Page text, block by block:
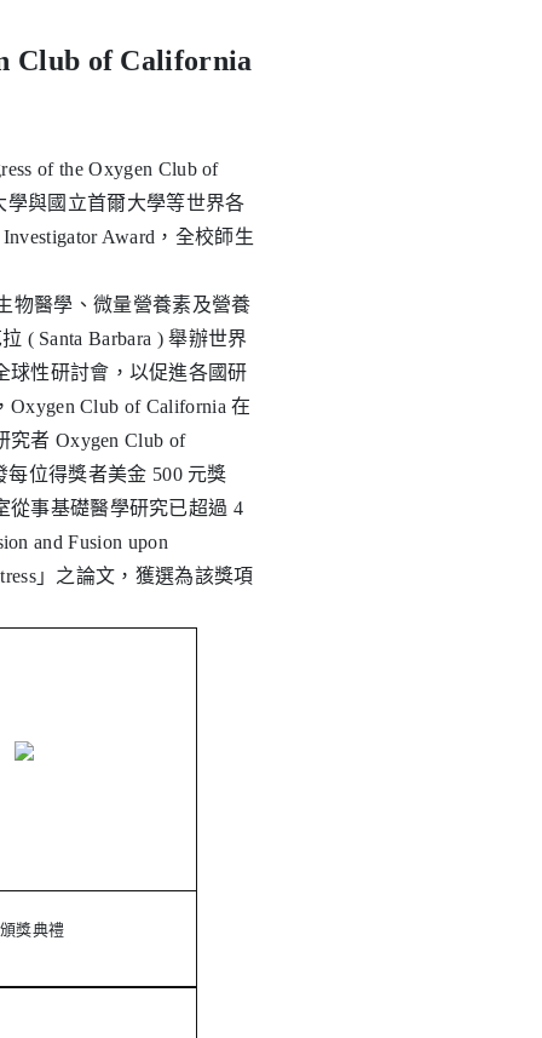
Club of California
of the Oxygen Club of
學與國立首爾大學等世界各
Award，全校師生
醫學、微量營養素及營養
( Santa Barbara ) 舉辦世界
球性研討會，以促進各國研
Club of California 在
者 Oxygen Club of
每位得獎者美金 500 元獎
從事基礎醫學研究已超過 4
and Fusion upon
」之論文，獲選為該獎項
獎典禮